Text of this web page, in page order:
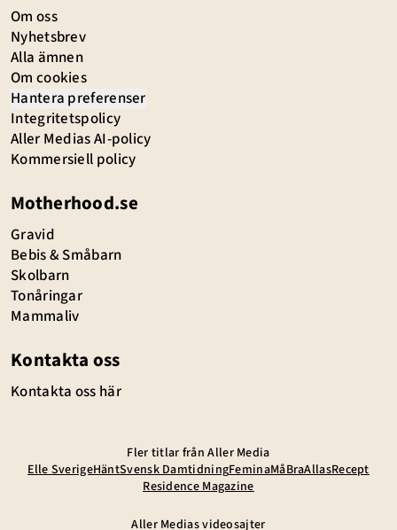
Om oss
Nyhetsbrev
Alla ämnen
Om cookies
Hantera preferenser
Integritetspolicy
Aller Medias AI-policy
Kommersiell policy
Motherhood.se
Gravid
Bebis & Småbarn
Skolbarn
Tonåringar
Mammaliv
Kontakta oss
Kontakta oss här
Fler titlar från Aller Media
Elle SverigeHäntSvensk DamtidningFeminaMåBraAllasRecept
Residence Magazine
Aller Medias videosajter